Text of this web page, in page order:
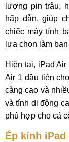
lượng pin trâu,
hấp dẫn, giúp
chiếc máy tính
lựa chọn làm
Hiện tại, iPad
Air 1 đầu tiên
càng cao và
và tính di động
phù hợp cho cả
Ép kính